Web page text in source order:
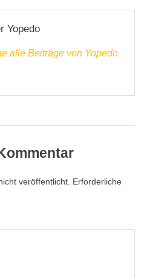
Yopedo
alle Beiträge von Yopedo
veröffentlicht. Erforderliche